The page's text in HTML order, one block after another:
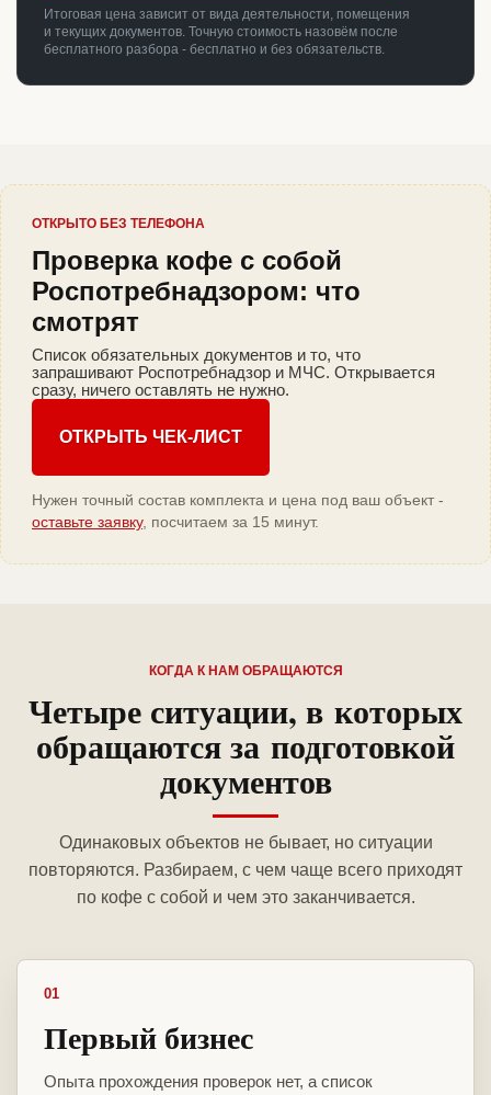
Итоговая цена зависит от вида деятельности, помещения
и текущих документов. Точную стоимость назовём после
бесплатного разбора - бесплатно и без обязательств.
ОТКРЫТО БЕЗ ТЕЛЕФОНА
Проверка кофе с собой
Роспотребнадзором: что
смотрят
Список обязательных документов и то, что
запрашивают Роспотребнадзор и МЧС. Открывается
сразу, ничего оставлять не нужно.
ОТКРЫТЬ ЧЕК-ЛИСТ
Нужен точный состав комплекта и цена под ваш объект -
оставьте заявку, посчитаем за 15 минут.
КОГДА К НАМ ОБРАЩАЮТСЯ
Четыре ситуации, в которых
обращаются за подготовкой
документов
Одинаковых объектов не бывает, но ситуации
повторяются. Разбираем, с чем чаще всего приходят
по кофе с собой и чем это заканчивается.
01
Первый бизнес
Опыта прохождения проверок нет, а список